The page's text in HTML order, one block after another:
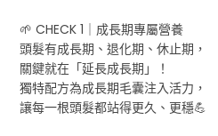
🌱 CHECK 1｜成長期專屬營養
頭髮有成長期、退化期、休止期，
關鍵就在「延長成長期」！
獨特配方為成長期毛囊注入活力，
讓每一根頭髮都站得更久、更穩💪